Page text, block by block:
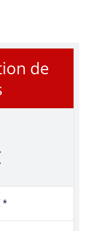
de
*